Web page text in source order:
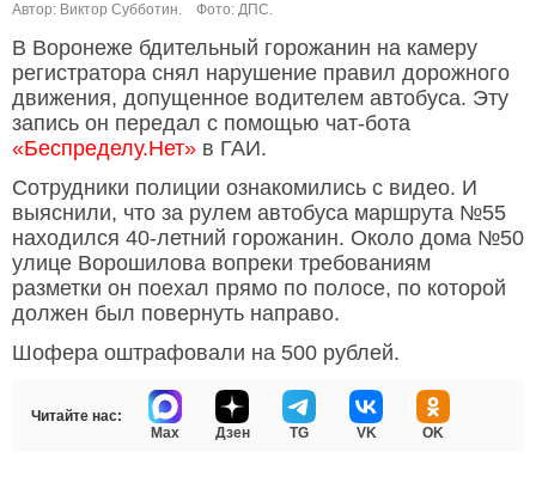
Автор: Виктор Субботин.
Фото: ДПС.
В Воронеже бдительный горожанин на камеру
регистратора снял нарушение правил дорожного
движения, допущенное водителем автобуса. Эту
запись он передал с помощью чат-бота
«Беспределу.Нет» в ГАИ.
Сотрудники полиции ознакомились с видео. И
выяснили, что за рулем автобуса маршрута №55
находился 40-летний горожанин. Около дома №50
улице Ворошилова вопреки требованиям
разметки он поехал прямо по полосе, по которой
должен был повернуть направо.
Шофера оштрафовали на 500 рублей.
Читайте нас:
Max
Дзен TG VK OK